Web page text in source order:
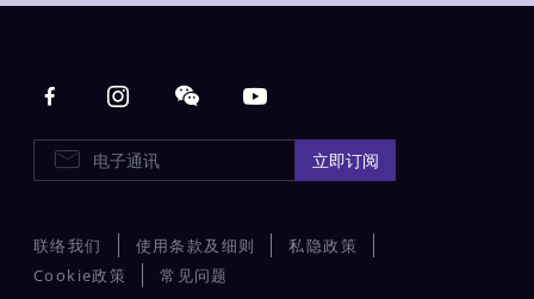
Main navigation
电子通讯 立即订阅
联络我们 使用条款及细则
私隐政策
Cookie政策
常见问题